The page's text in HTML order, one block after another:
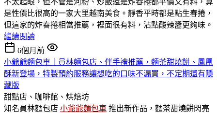
是性價比很高的一家大里越南美食。靜香平時都是點生春捲，
但這家的炸春捲相當推薦，裡面很有料，沾點酸辣醬更夠味。
繼續閱讀
6個月前
小爺爺麵包車｜員林麵包店、伴手禮推薦，麵茶甜燒餅、鳳凰
酥新登場，特製預約服務讓想吃的口味不漏買，不定期還有隱
藏版
甜點店、咖啡館、烘焙坊
知名員林麵包店 小爺爺麵包車 推出新作品，麵茶甜燒餅閃亮